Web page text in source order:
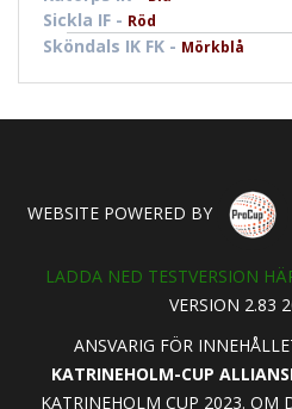
Sickla IF - Röd
Sköndals IK FK - Mörkblå
WEBSITE POWERED BY
LADDA NED TESTVERSION
VERSION 2.83
ANSVARIG FÖR
KATRINEHOLM-CUP
KATRINEHOLM CUP 2023. OM